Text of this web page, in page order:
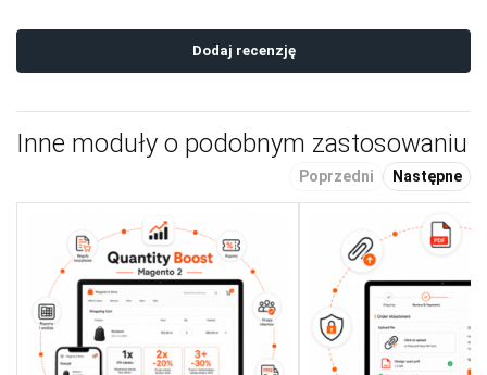
Dodaj recenzję
Inne moduły o podobnym zastosowaniu
Poprzedni Następne